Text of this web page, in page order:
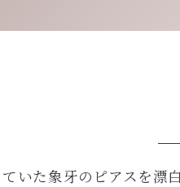
いた象牙のピアスを漂